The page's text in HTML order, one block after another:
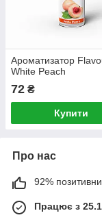
Ароматизатор
White Peach
72 ₴
Купити
Про нас
92%
Працює з